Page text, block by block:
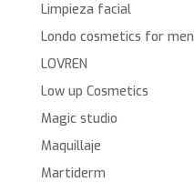
Limpieza facial
Londo cosmetics for men
LOVREN
Low up Cosmetics
Magic studio
Maquillaje
Martiderm